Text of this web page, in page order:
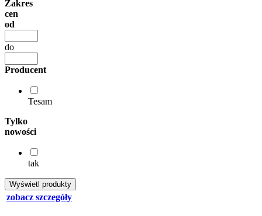
Zakres
cen
od
do
Producent
Tesam
Tylko
nowości
tak
zobacz szczegóły